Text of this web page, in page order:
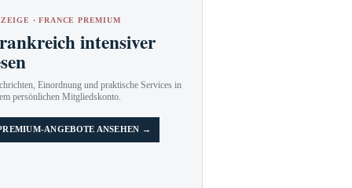
· FRANCE PREMIUM
intensiver
Einordnung und praktische Services in
persönlichen Mitgliedskonto.
ANGEBOTE ANSEHEN →